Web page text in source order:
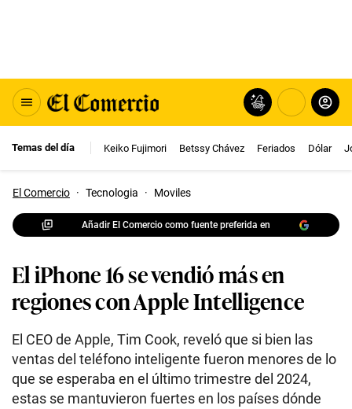
Temas del día Keiko Fujimori Betssy Chávez Feriados Dólar
El Comercio · Tecnologia · Moviles
Añadir El Comercio como fuente preferida en
El iPhone 16 se vendió más en
regiones con Apple Intelligence
El CEO de Apple, Tim Cook, reveló que si bien las
ventas del teléfono inteligente fueron menores de lo
que se esperaba en el último trimestre del 2024,
estas se mantuvieron fuertes en los países dónde